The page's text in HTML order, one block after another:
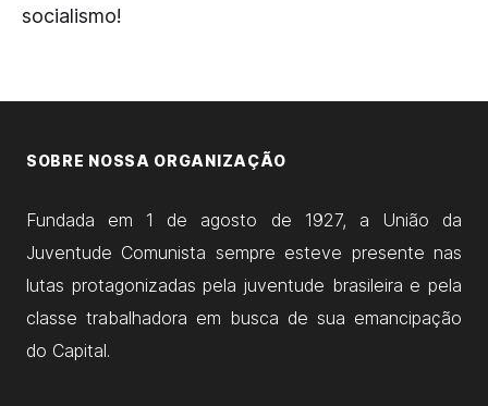
socialismo!
SOBRE NOSSA ORGANIZAÇÃO
Fundada em 1 de agosto de 1927, a União da
Juventude Comunista sempre esteve presente nas
lutas protagonizadas pela juventude brasileira e pela
classe trabalhadora em busca de sua emancipação
do Capital.